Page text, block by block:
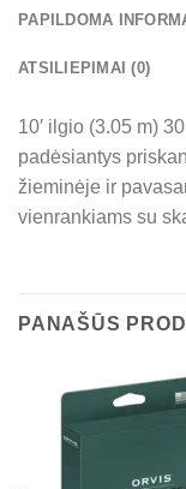
PAPILDOMA
ATSILIEPIMAI (0)
10′ ilgio (3.05 m)
padėsiantys
žieminėje ir
vienrankiams su
PANAŠŪS